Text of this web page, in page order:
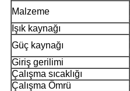
Malzeme
Işık kaynağı
Güç kaynağı
Giriş gerilimi
Çalışma sıcaklığı
Çalışma Ömrü